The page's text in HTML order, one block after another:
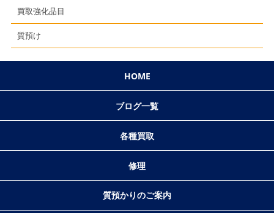
買取強化品目
質預け
HOME
ブログ一覧
各種買取
修理
質預かりのご案内